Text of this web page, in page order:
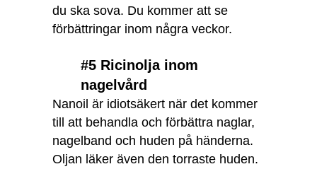
du ska sova. Du kommer att se
förbättringar inom några veckor.
#5 Ricinolja inom
nagelvård
Nanoil är idiotsäkert när det kommer
till att behandla och förbättra naglar,
nagelband och huden på händerna.
Oljan läker även den torraste huden.